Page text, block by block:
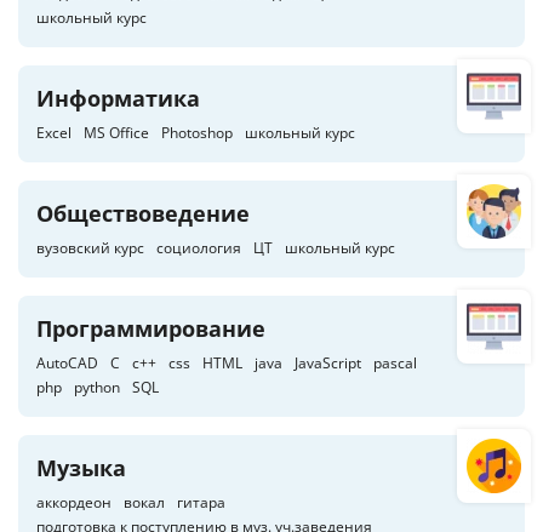
школьный курс
Информатика
Excel MS Office Photoshop школьный курс
Обществоведение
вузовский курс социология ЦТ школьный курс
Программирование
AutoCAD C c++ css HTML java JavaScript
pascal
php
python SQL
Музыка
аккордеон вокал
гитара
подготовка к поступлению в муз. уч.заведения